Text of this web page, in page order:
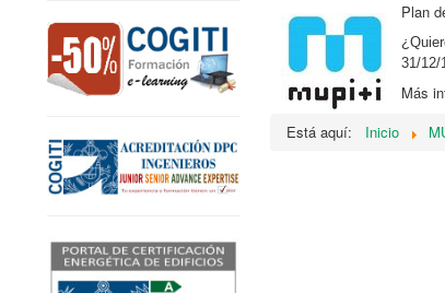
Plan
31/12/
Más
Está aquí:
Inicio